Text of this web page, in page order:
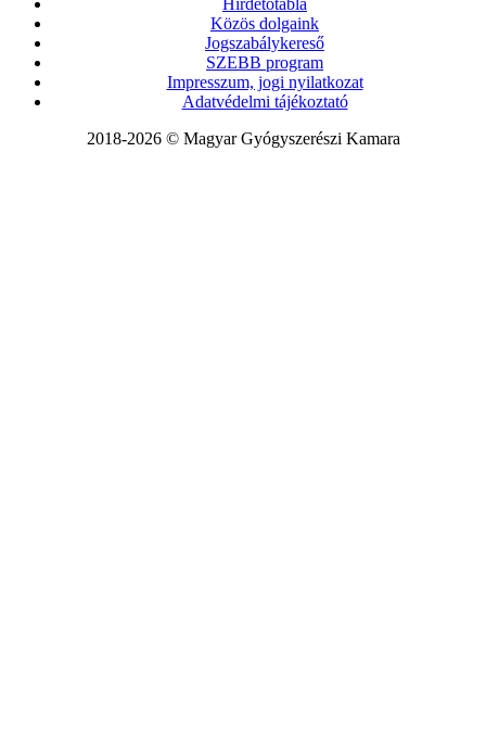
Hirdetőtábla
Közös dolgaink
Jogszabálykereső
SZEBB program
Impresszum, jogi nyilatkozat
Adatvédelmi tájékoztató
2018-2026 © Magyar Gyógyszerészi Kamara